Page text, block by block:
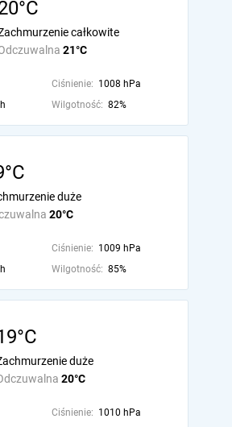
21°C
całkowite
Ciśnienie: 1008 hPa
Wilgotność: 82%
20°C
duże
Ciśnienie: 1009 hPa
Wilgotność: 85%
20°C
duże
Ciśnienie: 1010 hPa